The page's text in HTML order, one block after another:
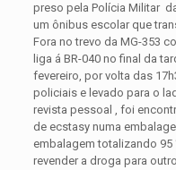
preso pela Polícia Militar
um ônibus escolar que
Fora no trevo da MG-353
liga á BR-040 no final da
fevereiro, por volta das
policiais e levado para o
revista pessoal , foi
de ecstasy numa
embalagem totalizando 95
revender a droga para